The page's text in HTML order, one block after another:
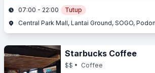
07:00 - 22:00
Tutup
Starbucks Coffee
$$ • Coffee